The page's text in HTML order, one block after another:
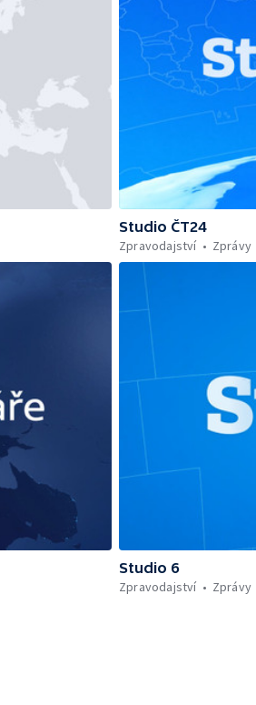
Studio ČT24
Zpravodajství
Zprávy
Studio 6
Zpravodajství
Zprávy